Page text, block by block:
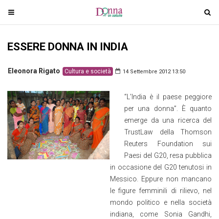
T
o
g
e
a
v
i
g
a
t
T
o
a
v
i
g
a
t
o
n
ESSERE DONNA IN INDIA
Eleonora Rigato Cultura e società 14 Settembre 2012 13:50
“L’India è il paese peggiore
per una donna”. È quanto
emerge da una ricerca del
TrustLaw della Thomson
Reuters Foundation sui
Paesi del G20, resa pubblica
in occasione del G20 tenutosi in
Messico. Eppure non mancano
le figure femminili di rilievo, nel
mondo politico e nella società
indiana, come Sonia Gandhi,